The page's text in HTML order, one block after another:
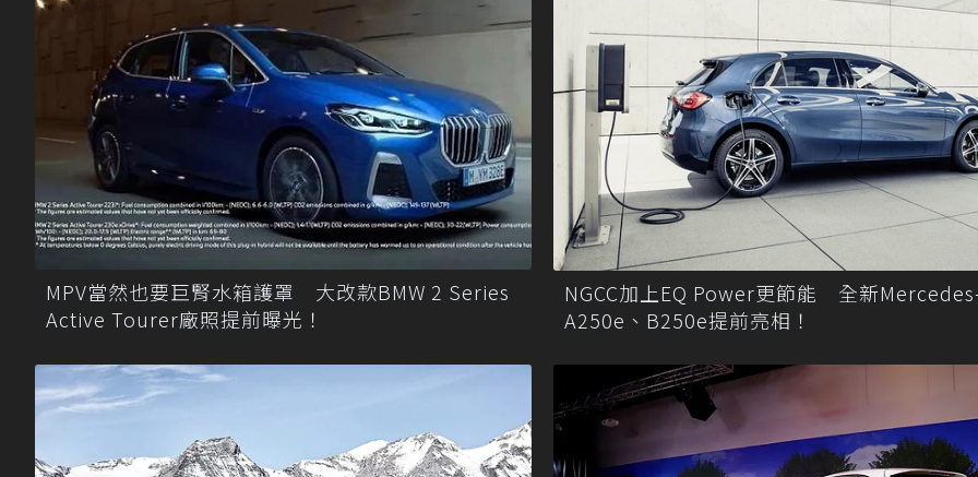
MPV當然也要巨腎水箱護罩 大改款BMW 2 Series
Active Tourer廠照提前曝光！
NGCC加上EQ Power更節能 全新
A250e、B250e提前亮相！